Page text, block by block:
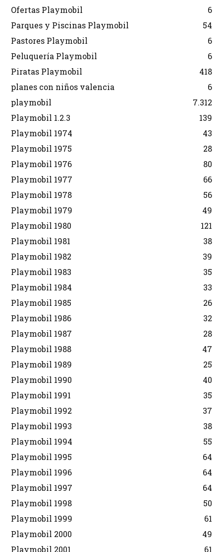
Ofertas Playmobil
6
Parques y Piscinas Playmobil
54
Pastores Playmobil
6
Peluquería Playmobil
6
Piratas Playmobil
418
planes con niños valencia
6
playmobil
7.312
Playmobil 1.2.3
139
Playmobil 1974
43
Playmobil 1975
28
Playmobil 1976
80
Playmobil 1977
66
Playmobil 1978
56
Playmobil 1979
49
Playmobil 1980
121
Playmobil 1981
38
Playmobil 1982
39
Playmobil 1983
35
Playmobil 1984
33
Playmobil 1985
26
Playmobil 1986
32
Playmobil 1987
28
Playmobil 1988
47
Playmobil 1989
25
Playmobil 1990
40
Playmobil 1991
35
Playmobil 1992
37
Playmobil 1993
38
Playmobil 1994
55
Playmobil 1995
64
Playmobil 1996
64
Playmobil 1997
64
Playmobil 1998
50
Playmobil 1999
61
Playmobil 2000
49
Playmobil 2001
61